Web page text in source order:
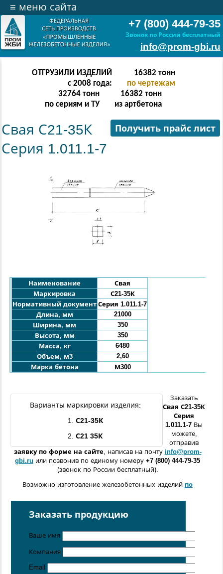
+7 (800) 444-79-35
Звонок по России бесплатный
info@prom-gbi.ru
≡ меню сайта
ОТГРУЗИЛИ ИЗДЕЛИЙ
с 2008 года:
32766 тонн
по чертежам
65532 тонн
по сериям и ТУ
32766 тонн
из артбетона
Получить прайс лист
Свая С21-35К
Серия 1.011.1-7
Наименование
Свая
Маркировка
С21-35К
Нормативный документ Серия 1.011.1-7
Длина, мм
21000
Ширина, мм
350
Высота, мм
350
Масса, кг
6480
Объем, м3
2,60
Марка бетона
М300
Варианты маркировки изделия:
1. С21-35К
2. С21 35К
Заказать
Свая С21-35К
Серия
1.011.1-7 Вы
можете,
отправив
заявку по форме на сайте, написав на почту info@prom-
gbi.ru или позвонив по единому номеру +7 (800) 444-79-35
(звонок по России бесплатный).
Возможно изготовление железобетонных изделий по
расположенных вСанкт-Петербурге
Цена от 5 руб. / кг
Заказать продукцию
Ваше имя
Компания
Email